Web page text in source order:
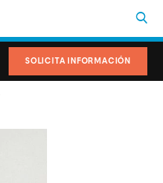
SOLICITA INFORMACIÓN